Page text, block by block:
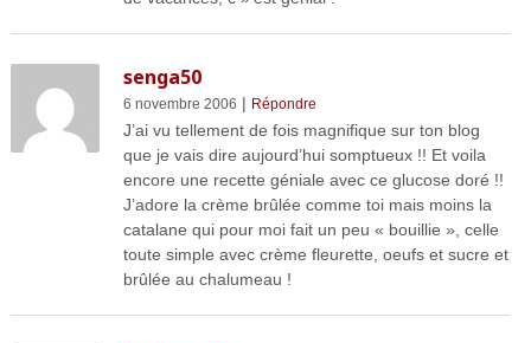
senga50
6 novembre 2006 | Répondre
J’ai vu tellement de fois magnifique sur ton blog
que je vais dire aujourd’hui somptueux !! Et voila
encore une recette géniale avec ce glucose doré !!
J’adore la crème brûlée comme toi mais moins la
catalane qui pour moi fait un peu « bouillie », celle
toute simple avec crème fleurette, oeufs et sucre et
brûlée au chalumeau !